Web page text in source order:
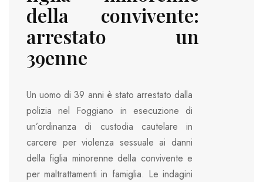
della convivente:
arrestato un
39enne
Un uomo di 39 anni è stato arrestato dalla
polizia nel Foggiano in esecuzione di
un’ordinanza di custodia cautelare in
carcere per violenza sessuale ai danni
della figlia minorenne della convivente e
per maltrattamenti in famiglia. Le indagini